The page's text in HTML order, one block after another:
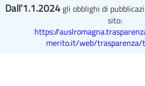
Dall’1.1.2024gli obblighi di
sito:
https://
merito.it/web/trasparenza/